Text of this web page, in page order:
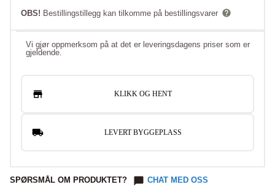
OBS! Bestillingstillegg kan tilkomme på bestillingsvarer
Vi gjør oppmerksom på at det er leveringsdagens priser som er
gjeldende.
KLIKK OG HENT
LEVERT BYGGEPLASS
SPØRSMÅL OM PRODUKTET? CHAT MED OSS